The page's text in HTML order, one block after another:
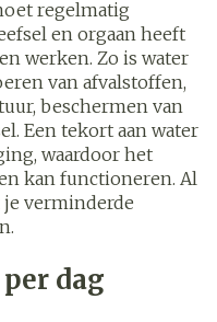
regelmatig
en orgaan heeft
werken. Zo is water
van afvalstoffen,
beschermen van
Een tekort aan water
waardoor het
kan functioneren. Al
verminderde
dag